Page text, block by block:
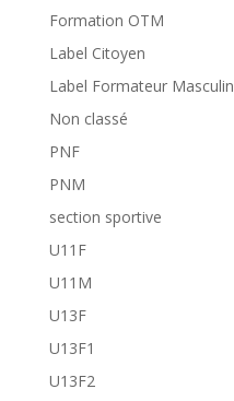
Formation OTM
Label Citoyen
Label Formateur Masculin
Non classé
PNF
PNM
section sportive
U11F
U11M
U13F
U13F1
U13F2